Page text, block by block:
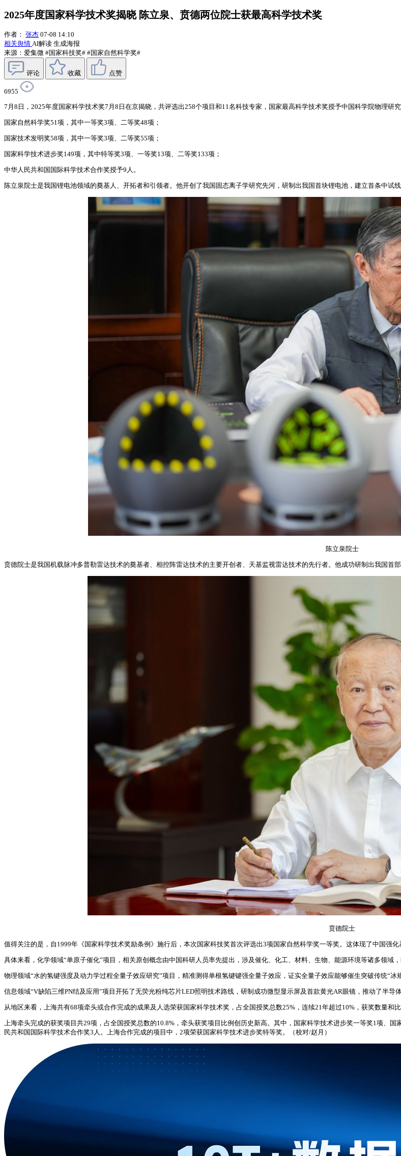
2025年度国家科学技术奖揭晓 陈立泉、贲德两位院士获最高科学技术奖
作者： 张杰 07-08 14:10
相关舆情 AI解读 生成海报
来源：爱集微 #国家科技奖# #国家自然科学奖#
评论 收藏 点赞
6955
7月8日，2025年度国家科学技术奖7月8日在京揭晓，共评选出258个项目和11名科技专家，国家最高科学技术奖授予中国科学院物理研
国家自然科学奖51项，其中一等奖3项、二等奖48项；
国家技术发明奖58项，其中一等奖3项、二等奖55项；
国家科学技术进步奖149项，其中特等奖3项、一等奖13项、二等奖133项；
中华人民共和国国际科学技术合作奖授予9人。
陈立泉院士是我国锂电池领域的奠基人、开拓者和引领者。他开创了我国固态离子学研究先河，研制出我国首块锂电池，建立首条中试
陈立泉院士
贲德院士是我国机载脉冲多普勒雷达技术的奠基者、相控阵雷达技术的主要开创者、天基监视雷达技术的先行者。他成功研制出我国首
贲德院士
值得关注的是，自1999年《国家科学技术奖励条例》施行后，本次国家科技奖首次评选出3项国家自然科学奖一等奖。这体现了中国强化
具体来看，化学领域“单原子催化”项目，相关原创概念由中国科研人员率先提出，涉及催化、化工、材料、生物、能源环境等诸多领域，
物理领域“水的氢键强度及动力学过程全量子效应研究”项目，精准测得单根氢键键强全量子效应，证实全量子效应能够催生突破传统“冰
信息领域“V缺陷三维PN结及应用”项目开拓了无荧光粉纯芯片LED照明技术路线，研制成功微型显示屏及首款黄光AR眼镜，推动了半导
从地区来看，上海共有68项牵头或合作完成的成果及人选荣获国家科学技术奖，占全国授奖总数25%，连续21年超过10%，获奖数量和比
上海牵头完成的获奖项目共29项，占全国授奖总数的10.8%，牵头获奖项目比例创历史新高。其中，国家科学技术进步奖一等奖1项、
民共和国国际科学技术合作奖3人。上海合作完成的项目中，2项荣获国家科学技术进步奖特等奖。（校对/赵月）